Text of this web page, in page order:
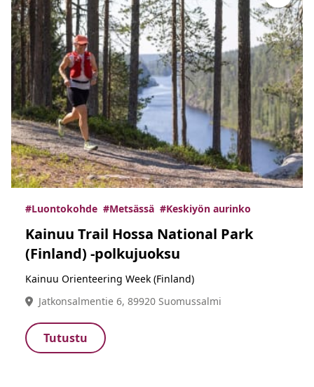
#Luontokohde #Metsässä #Keskiyön aurinko
Kainuu Trail Hossa National Park
(Finland) -polkujuoksu
Kainuu Orienteering Week (Finland)
Jatkonsalmentie 6, 89920 Suomussalmi
Tutustu